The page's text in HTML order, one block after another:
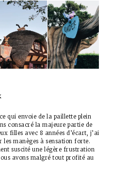
qui envoie de la paillette plein
consacré la majeure partie de
filles avec 8 années d’écart, j’ai
les manèges à sensation forte.
suscité une légère frustration
avons malgré tout profité au